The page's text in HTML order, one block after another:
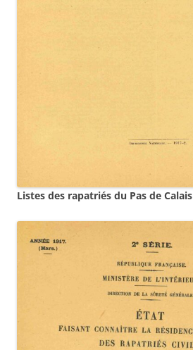
Listes des rapatriés du Pas de Calais